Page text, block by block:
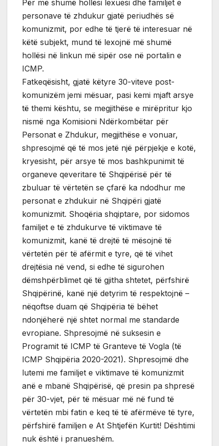
Për më shumë hollësi lexuesi dhe familjet e
personave të zhdukur gjatë periudhës së
komunizmit, por edhe të tjerë të interesuar në
këtë subjekt, mund të lexojnë më shumë
hollësi në linkun më sipër ose në portalin e
ICMP.
Fatkeqësisht, gjatë këtyre 30-viteve post-
komunizëm jemi mësuar, pasi kemi mjaft arsye
të themi kështu, se megjithëse e mirëpritur kjo
nismë nga Komisioni Ndërkombëtar për
Personat e Zhdukur, megjithëse e vonuar,
shpresojmë që të mos jetë një përpjekje e kotë,
kryesisht, për arsye të mos bashkpunimit të
organeve qeveritare të Shqipërisë për të
zbuluar të vërtetën se çfarë ka ndodhur me
personat e zhdukuir në Shqipëri gjatë
komunizmit. Shoqëria shqiptare, por sidomos
familjet e të zhdukurve të viktimave të
komunizmit, kanë të drejtë të mësojnë të
vërtetën për të afërmit e tyre, që të vihet
drejtësia në vend, si edhe të sigurohen
dëmshpërblimet që të gjitha shtetet, përfshirë
Shqipërinë, kanë një detyrim të respektojnë –
nëqoftse duam që Shqipëria të bëhet
ndonjëherë një shtet normal me standarde
evropiane. Shpresojmë në suksesin e
Programit të ICMP të Granteve të Vogla (të
ICMP Shqipëria 2020-2021). Shpresojmë dhe
lutemi me familjet e viktimave të komunizmit
anë e mbanë Shqipërisë, që presin pa shpresë
për 30-vjet, për të mësuar më në fund të
vërtetën mbi fatin e keq të të afërmëve të tyre,
përfshirë familjen e At Shtjefën Kurtit! Dështimi
nuk është i pranueshëm.